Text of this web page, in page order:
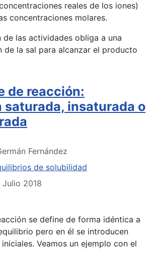
reales de los iones)
concentraciones molares.
de las actividades obliga a una
de la sal para alcanzar el producto
de reacción:
saturada, insaturada o
Fernández
de solubilidad
Julio 2018
se define de forma idéntica a
pero en él se introducen
Veamos un ejemplo con el